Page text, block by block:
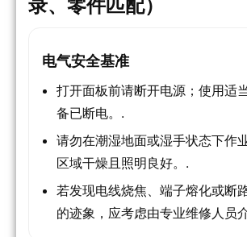
录、零件匹配）
电气安全基准
打开面板前请断开电源；使用适
备已断电。.
请勿在潮湿地面或湿手状态下作
区域干燥且照明良好。.
若发现电线烧焦、端子熔化或断
的迹象，应考虑由专业维修人员